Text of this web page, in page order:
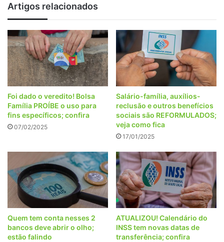
Artigos relacionados
Foi dado o veredito! Bolsa
Família PROÍBE o uso para
fins específicos; confira
07/02/2025
Salário-família, auxílios-
reclusão e outros benefícios
sociais são REFORMULADOS;
veja como fica
17/01/2025
Quem tem conta nesses 2
bancos deve abrir o olho;
estão falindo
ATUALIZOU! Calendário do
INSS tem novas datas de
transferência; confira